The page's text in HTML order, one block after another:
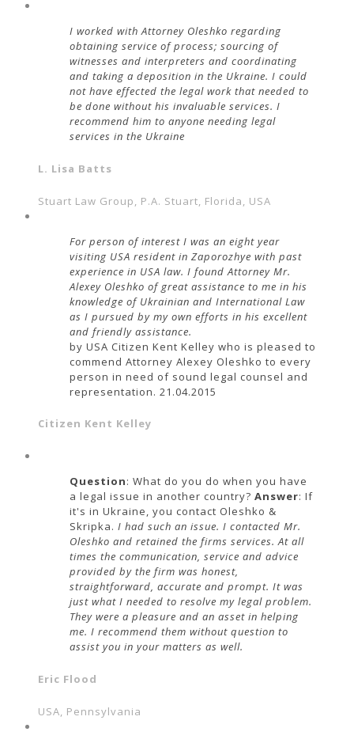
I worked with Attorney Oleshko regarding
obtaining service of process; sourcing of
witnesses and interpreters and coordinating
and taking a deposition in the Ukraine. I could
not have effected the legal work that needed to
be done without his invaluable services. I
recommend him to anyone needing legal
services in the Ukraine
L. Lisa Batts
Stuart Law Group, P.A. Stuart, Florida, USA
For person of interest I was an eight year
visiting USA resident in Zaporozhye with past
experience in USA law. I found Attorney Mr.
Alexey Oleshko of great assistance to me in his
knowledge of Ukrainian and International Law
as I pursued by my own efforts in his excellent
and friendly assistance.
by USA Citizen Kent Kelley who is pleased to
commend Attorney Alexey Oleshko to every
person in need of sound legal counsel and
representation. 21.04.2015
Citizen Kent Kelley
Question: What do you do when you have
a legal issue in another country? Answer: If
it's in Ukraine, you contact Oleshko &
Skripka. I had such an issue. I contacted Mr.
Oleshko and retained the firms services. At all
times the communication, service and advice
provided by the firm was honest,
straightforward, accurate and prompt. It was
just what I needed to resolve my legal problem.
They were a pleasure and an asset in helping
me. I recommend them without question to
assist you in your matters as well.
Eric Flood
USA, Pennsylvania